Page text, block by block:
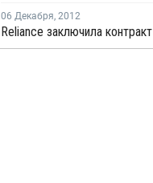
06 Декабря, 2012